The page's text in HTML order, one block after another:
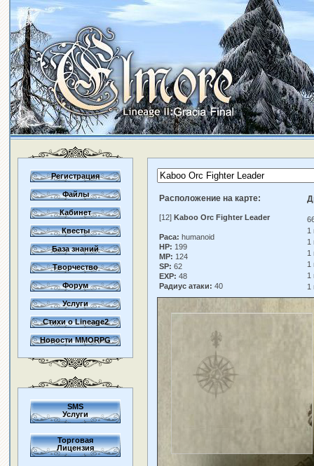
Регистрация
Файлы
Кабинет
Квесты
База знаний
Творчество
Форум
Услуги
Стихи о Lineage2
Новости MMORPG
SMS
Услуги
Торговая
Лицензия
Расположение на карте:
[12] Kaboo Orc Fighter Leader
Раса: humanoid
HP: 199
MP: 124
SP: 62
EXP: 48
Радиус атаки: 40
1
1
1
1
1
1